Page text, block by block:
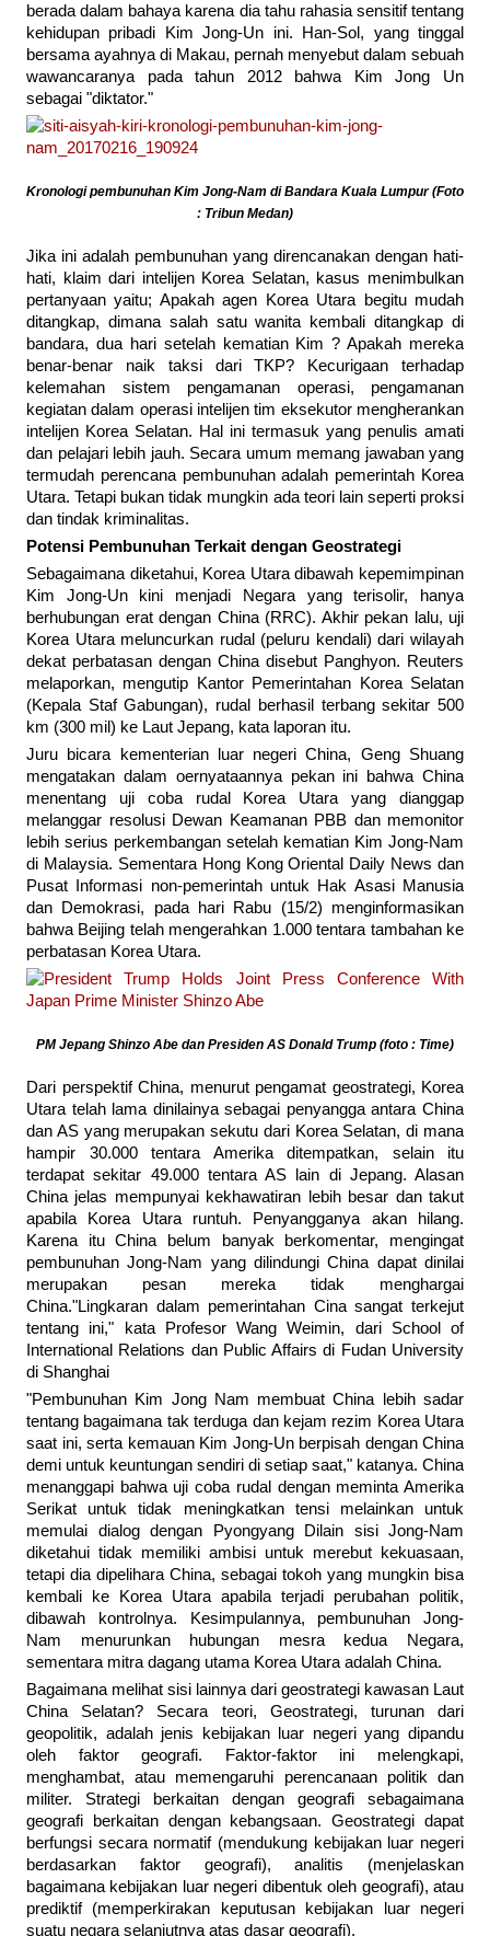
berada dalam bahaya karena dia tahu rahasia sensitif tentang
kehidupan pribadi Kim Jong-Un ini. Han-Sol, yang tinggal
bersama ayahnya di Makau, pernah menyebut dalam sebuah
wawancaranya pada tahun 2012 bahwa Kim Jong Un
sebagai "diktator."
Kronologi pembunuhan Kim Jong-Nam di Bandara Kuala Lumpur (Foto
: Tribun Medan)
Jika ini adalah pembunuhan yang direncanakan dengan hati-
hati, klaim dari intelijen Korea Selatan, kasus menimbulkan
pertanyaan yaitu; Apakah agen Korea Utara begitu mudah
ditangkap, dimana salah satu wanita kembali ditangkap di
bandara, dua hari setelah kematian Kim ? Apakah mereka
benar-benar naik taksi dari TKP? Kecurigaan terhadap
kelemahan sistem pengamanan operasi, pengamanan
kegiatan dalam operasi intelijen tim eksekutor mengherankan
intelijen Korea Selatan. Hal ini termasuk yang penulis amati
dan pelajari lebih jauh. Secara umum memang jawaban yang
termudah perencana pembunuhan adalah pemerintah Korea
Utara. Tetapi bukan tidak mungkin ada teori lain seperti proksi
dan tindak kriminalitas.
Potensi Pembunuhan Terkait dengan Geostrategi
Sebagaimana diketahui, Korea Utara dibawah kepemimpinan
Kim Jong-Un kini menjadi Negara yang terisolir, hanya
berhubungan erat dengan China (RRC). Akhir pekan lalu, uji
Korea Utara meluncurkan rudal (peluru kendali) dari wilayah
dekat perbatasan dengan China disebut Panghyon. Reuters
melaporkan, mengutip Kantor Pemerintahan Korea Selatan
(Kepala Staf Gabungan), rudal berhasil terbang sekitar 500
km (300 mil) ke Laut Jepang, kata laporan itu.
Juru bicara kementerian luar negeri China, Geng Shuang
mengatakan dalam oernyataannya pekan ini bahwa China
menentang uji coba rudal Korea Utara yang dianggap
melanggar resolusi Dewan Keamanan PBB dan memonitor
lebih serius perkembangan setelah kematian Kim Jong-Nam
di Malaysia. Sementara Hong Kong Oriental Daily News dan
Pusat Informasi non-pemerintah untuk Hak Asasi Manusia
dan Demokrasi, pada hari Rabu (15/2) menginformasikan
bahwa Beijing telah mengerahkan 1.000 tentara tambahan ke
perbatasan Korea Utara.
PM Jepang Shinzo Abe dan Presiden AS Donald Trump (foto : Time)
Dari perspektif China, menurut pengamat geostrategi, Korea
Utara telah lama dinilainya sebagai penyangga antara China
dan AS yang merupakan sekutu dari Korea Selatan, di mana
hampir 30.000 tentara Amerika ditempatkan, selain itu
terdapat sekitar 49.000 tentara AS lain di Jepang. Alasan
China jelas mempunyai kekhawatiran lebih besar dan takut
apabila Korea Utara runtuh. Penyangganya akan hilang.
Karena itu China belum banyak berkomentar, mengingat
pembunuhan Jong-Nam yang dilindungi China dapat dinilai
merupakan pesan mereka tidak menghargai
China."Lingkaran dalam pemerintahan Cina sangat terkejut
tentang ini," kata Profesor Wang Weimin, dari School of
International Relations dan Public Affairs di Fudan University
di Shanghai
"Pembunuhan Kim Jong Nam membuat China lebih sadar
tentang bagaimana tak terduga dan kejam rezim Korea Utara
saat ini, serta kemauan Kim Jong-Un berpisah dengan China
demi untuk keuntungan sendiri di setiap saat," katanya. China
menanggapi bahwa uji coba rudal dengan meminta Amerika
Serikat untuk tidak meningkatkan tensi melainkan untuk
memulai dialog dengan Pyongyang Dilain sisi Jong-Nam
diketahui tidak memiliki ambisi untuk merebut kekuasaan,
tetapi dia dipelihara China, sebagai tokoh yang mungkin bisa
kembali ke Korea Utara apabila terjadi perubahan politik,
dibawah kontrolnya. Kesimpulannya, pembunuhan Jong-
Nam menurunkan hubungan mesra kedua Negara,
sementara mitra dagang utama Korea Utara adalah China.
Bagaimana melihat sisi lainnya dari geostrategi kawasan Laut
China Selatan? Secara teori, Geostrategi, turunan dari
geopolitik, adalah jenis kebijakan luar negeri yang dipandu
oleh faktor geografi. Faktor-faktor ini melengkapi,
menghambat, atau memengaruhi perencanaan politik dan
militer. Strategi berkaitan dengan geografi sebagaimana
geografi berkaitan dengan kebangsaan. Geostrategi dapat
berfungsi secara normatif (mendukung kebijakan luar negeri
berdasarkan faktor geografi), analitis (menjelaskan
bagaimana kebijakan luar negeri dibentuk oleh geografi), atau
prediktif (memperkirakan keputusan kebijakan luar negeri
suatu negara selanjutnya atas dasar geografi).